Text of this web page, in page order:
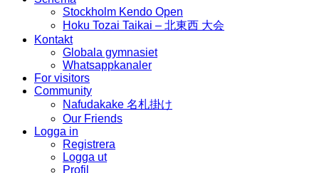
Stockholm Kendo Open
Hoku Tozai Taikai – 北東西 大会
Kontakt
Globala gymnasiet
Whatsappkanaler
For visitors
Community
Nafudakake 名札掛け
Our Friends
Logga in
Registrera
Logga ut
Profil